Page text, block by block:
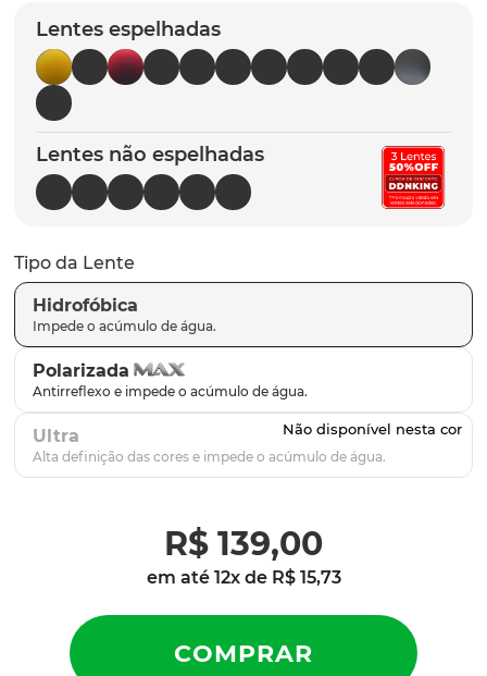
Lentes espelhadas
Lentes não espelhadas
Tipo da Lente
Hidrofóbica
Polarizada
Ultra
R$ 139,00
em até 12x de R$ 15,73
5º chaves
6º t-shock
7º gasket
8º parafusos
9º latch